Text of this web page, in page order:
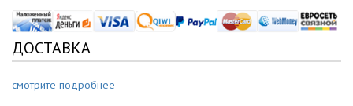
ДОСТАВКА
смотрите подробнее